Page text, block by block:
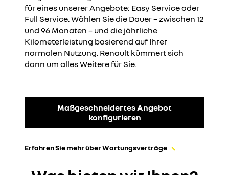
für eines unserer Angebote: Easy Service oder
Full Service. Wählen Sie die Dauer – zwischen 12
und 96 Monaten – und die jährliche
Kilometerleistung basierend auf Ihrer
normalen Nutzung. Renault kümmert sich
dann um alles Weitere für Sie.
Maßgeschneidertes Angebot
konfigurieren
Erfahren Sie mehr über Wartungsverträge